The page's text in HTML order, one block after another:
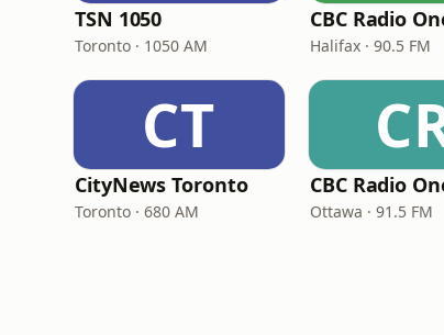
TSN 1050
Toronto · 1050 AM Halifax · 90.5 FM
CT
CityNews Toronto
Toronto · 680 AM Ottawa · 91.5 FM